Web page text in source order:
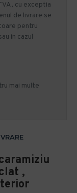
cu exceptia
de livrare se
pentru
in cazul
mai multe
,